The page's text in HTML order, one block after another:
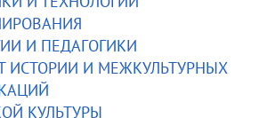
И ПЕДАГОГИКИ
ИСТОРИИ И МЕЖКУЛЬТУРНЫХ
КУЛЬТУРЫ